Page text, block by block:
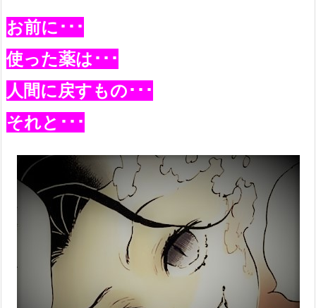
お前に･･･
使った薬は･･･
人間に戻すもの･･･
それと･･･